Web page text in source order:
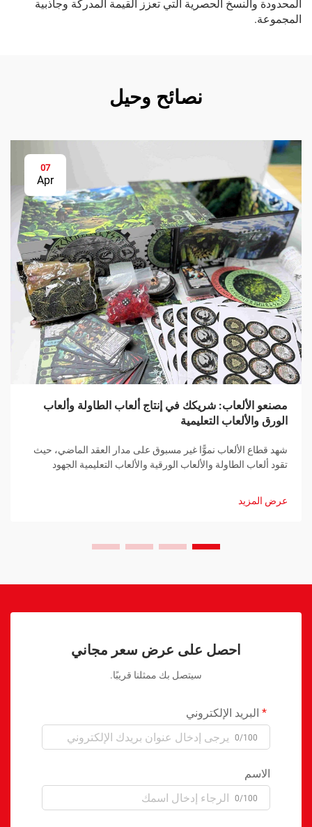
المحدودة والنسخ الحصرية التي تعزز القيمة المدركة وجاذبية
المجموعة.
نصائح وحيل
07
Apr
مصنعو الألعاب: شريكك في إنتاج ألعاب الطاولة وألعاب
الورق والألعاب التعليمية
شهد قطاع الألعاب نموًّا غير مسبوق على مدار العقد الماضي، حيث
تقود ألعاب الطاولة والألعاب الورقية والألعاب التعليمية الجهود
عرض المزيد
احصل على عرض سعر مجاني
سيتصل بك ممثلنا قريبًا.
البريد الإلكتروني
0/100
الاسم
0/100